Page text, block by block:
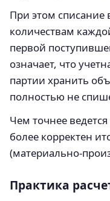
При этом списание
количествам
первой
означает, что
партии хранить
полностью не
Чем точнее
более корректен
(материально-
Практика